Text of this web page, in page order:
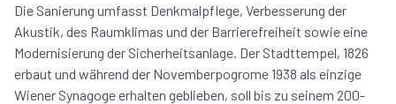
Die Sanierung umfasst Denkmalpflege, Verbesserung der
Akustik, des Raumklimas und der Barrierefreiheit sowie eine
Modernisierung der Sicherheitsanlage. Der Stadttempel, 1826
erbaut und während der Novemberpogrome 1938 als einzige
Wiener Synagoge erhalten geblieben, soll bis zu seinem 200-